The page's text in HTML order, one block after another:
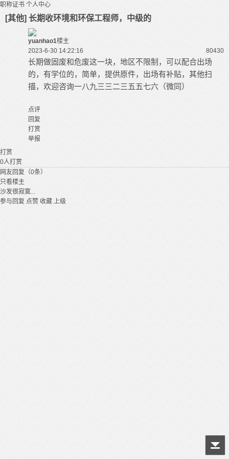
职称证书 个人中心
[其他] 长期收环境和环保工程师，中级的
yuanhao1楼主
2023-6-30 14:22:16
80430
长期做固废和危废这一块，地区不限制，可以配合出场
的，有学位的，简单，提供原件，出场有补贴，其他扫
描，欢迎咨询一八九三三二三五五七六（微同）
点评
回复
打赏
举报
打赏
0人打赏
网友回复（0条）
只看楼主
沙发很寂寞...
参与回复 点赞 收藏 上级